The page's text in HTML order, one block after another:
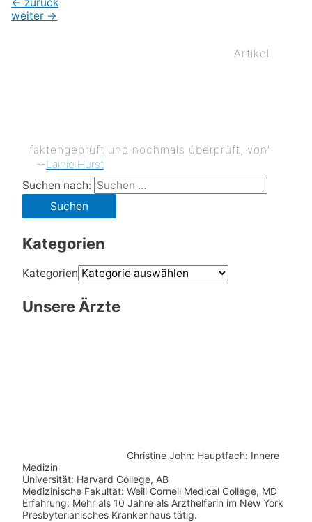
weiter →
Artikel
faktengeprüft und nochmals überprüft, von”
--Lainie Hurst
Suchen nach:
Kategorien
Kategorien
Unsere Ärzte
Christine John: Hauptfach: Innere
Medizin
Universität: Harvard College, AB
Medizinische Fakultät: Weill Cornell Medical College, MD
Erfahrung: Mehr als 10 Jahre als Arzthelferin im New York
Presbyterianisches Krankenhaus tätig.